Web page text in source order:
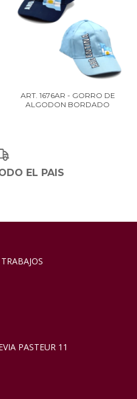
ART. 1676AR - GORRO DE
ALGODON BORDADO
EL PAIS
TRABAJOS
PASTEUR 11